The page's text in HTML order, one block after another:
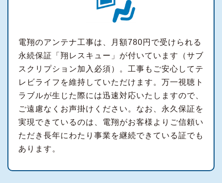
電翔のアンテナ工事は、月額780円で受けられる
永続保証「翔レスキュー」が付いています（サブ
スクリプション加入必須）。工事もご安心してテ
レビライフを維持していただけます。万一視聴ト
ラブルが生じた際には迅速対応いたしますので、
ご遠慮なくお声掛けください。なお、永久保証を
実現できているのは、電翔がお客様よりご信頼い
ただき長年にわたり事業を継続できている証でも
あります。